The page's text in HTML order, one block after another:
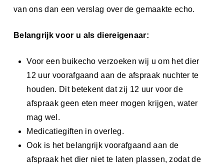
van ons dan een verslag over de gemaakte echo.
Belangrijk voor u als diereigenaar:
Voor een buikecho verzoeken wij u om het dier
12 uur voorafgaand aan de afspraak nuchter te
houden. Dit betekent dat zij 12 uur voor de
afspraak geen eten meer mogen krijgen, water
mag wel.
Medicatiegiften in overleg.
Ook is het belangrijk voorafgaand aan de
afspraak het dier niet te laten plassen, zodat de